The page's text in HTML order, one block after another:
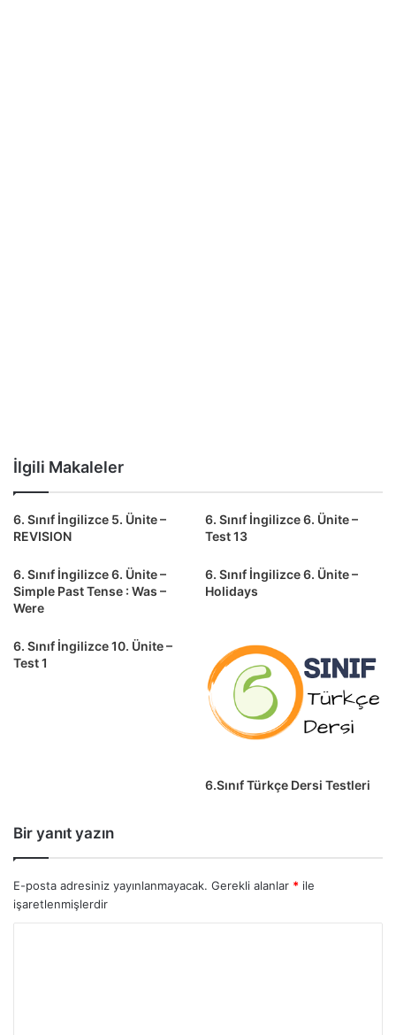
İlgili Makaleler
6. Sınıf İngilizce 5. Ünite –
REVISION
6. Sınıf İngilizce 6. Ünite –
Test 13
6. Sınıf İngilizce 6. Ünite –
Simple Past Tense : Was –
Were
6. Sınıf İngilizce 6. Ünite –
Holidays
6. Sınıf İngilizce 10. Ünite –
Test 1
6.Sınıf Türkçe Dersi Testleri
Bir yanıt yazın
E-posta adresiniz yayınlanmayacak. Gerekli alanlar * ile
işaretlenmişlerdir